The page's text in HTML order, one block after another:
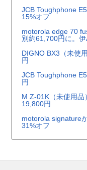
JCB Toughphone
15%オフ
motorola edge 70
別約61,700円に。
DIGNO BX3（未使
円
JCB Toughphone
円
M Z-01K（未使用品
19,800円
motorola signature
31%オフ